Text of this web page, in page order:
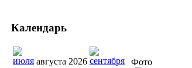
Фото
Календарь
августа 2026